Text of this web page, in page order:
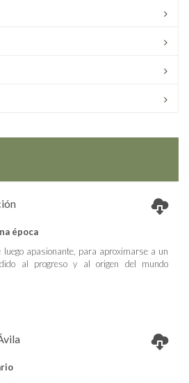
época
luego apasionante, para aproximarse a un
al progreso y al origen del mundo